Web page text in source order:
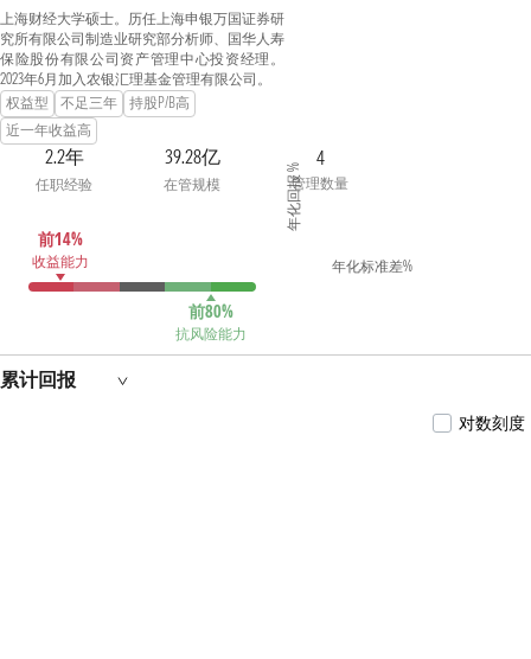
上海财经大学硕士。历任上海申银万国证券研
究所有限公司制造业研究部分析师、国华人寿
保险股份有限公司资产管理中心投资经理。
2023年6月加入农银汇理基金管理有限公司。
权益型
不足三年
持股P/B高
近一年收益高
2.2年
任职经验
39.28亿
在管规模
4
管理数量
前14%
收益能力
前80%
抗风险能力
年化回报 %
年化标准差%
累计回报
对数刻度